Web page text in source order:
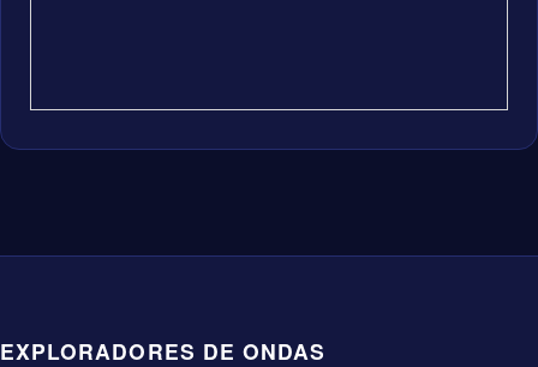
EXPLORADORES DE ONDAS